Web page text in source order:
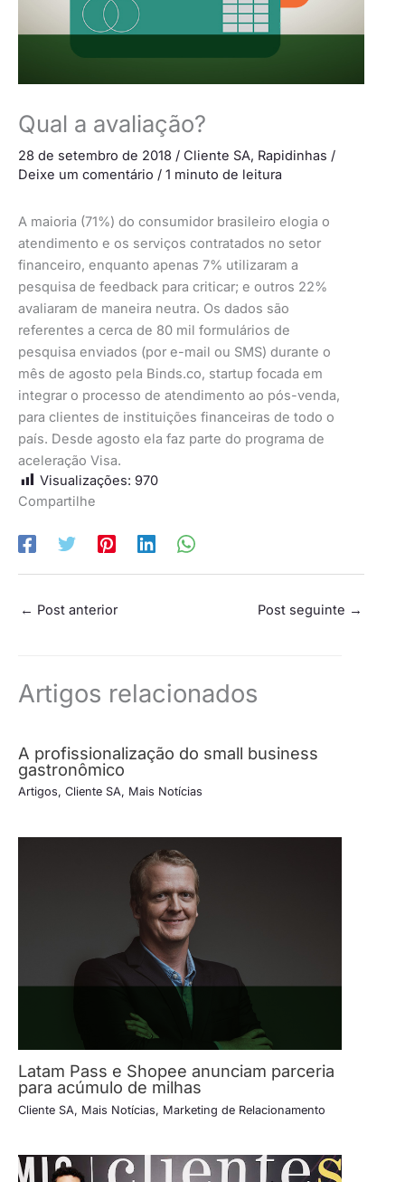
Qual a avaliação?
28 de setembro de 2018 / Cliente SA, Rapidinhas /
Deixe um comentário / 1 minuto de leitura
A maioria (71%) do consumidor brasileiro elogia o
atendimento e os serviços contratados no setor
financeiro, enquanto apenas 7% utilizaram a
pesquisa de feedback para criticar; e outros 22%
avaliaram de maneira neutra. Os dados são
referentes a cerca de 80 mil formulários de
pesquisa enviados (por e-mail ou SMS) durante o
mês de agosto pela Binds.co, startup focada em
integrar o processo de atendimento ao pós-venda,
para clientes de instituições financeiras de todo o
país. Desde agosto ela faz parte do programa de
aceleração Visa.
Visualizações: 970
Compartilhe
← Post anterior Post seguinte →
Artigos relacionados
A profissionalização do small business
gastronômico
Artigos, Cliente SA, Mais Notícias
Latam Pass e Shopee anunciam parceria
para acúmulo de milhas
Cliente SA, Mais Notícias, Marketing de Relacionamento